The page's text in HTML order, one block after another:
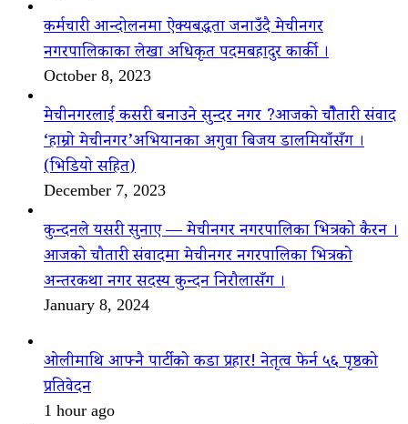
कर्मचारी आन्दोलनमा ऐक्यबद्धता जनाउँदै मेचीनगर
नगरपालिकाका लेखा अधिकृत पदमबहादुर कार्की ।
October 8, 2023
मेचीनगरलाई कसरी बनाउने सुन्दर नगर ?आजको चौैतारी संवाद
‘हाम्रो मेचीनगर’अभियानका अगुवा बिजय डालमियाँसँग ।
(भिडियो सहित)
December 7, 2023
कुन्दनले यसरी सुनाए — मेचीनगर नगरपालिका भित्रको कैरन ।
आजको चौतारी संवादमा मेचीनगर नगरपालिका भित्रको
अन्तरकथा नगर सदस्य कुन्दन निरौलासँग ।
January 8, 2024
ओलीमाथि आफ्नै पार्टीको कडा प्रहार! नेतृत्व फेर्न ५६ पृष्ठको
प्रतिवेदन
1 hour ago